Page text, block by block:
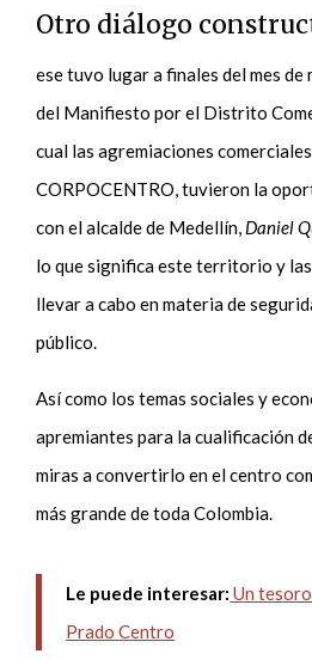
Otro diálogo
ese tuvo lugar a finales del mes de
del Manifiesto por el Distrito
cual las agremiaciones
CORPOCENTRO, tuvieron la
con el alcalde de Medellín, Daniel
lo que significa este territorio y las
llevar a cabo en materia de
público.
Así como los temas sociales y
apremiantes para la cualificación
miras a convertirlo en el centro
más grande de toda Colombia.
Le puede interesar: Un
Prado Centro